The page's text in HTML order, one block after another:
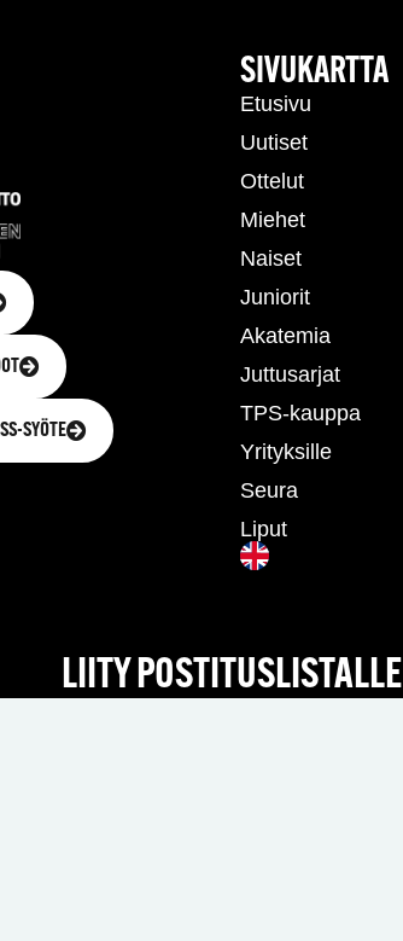
SYÖTE
SIVUKARTTA
Etusivu
Uutiset
Ottelut
Miehet
Naiset
Juniorit
Akatemia
Juttusarjat
TPS-kauppa
Yrityksille
Seura
Liput
LIITY POSTITUSLISTALLE